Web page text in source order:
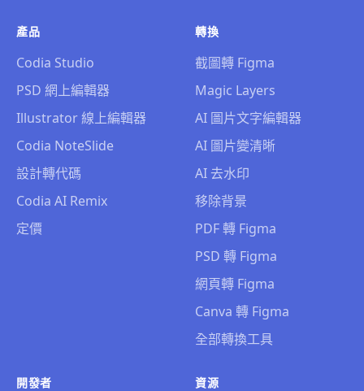
產品
Codia Studio
PSD 網上編輯器
Illustrator 線上編輯器
Codia NoteSlide
設計轉代碼
Codia AI Remix
定價
轉換
截圖轉 Figma
Magic Layers
AI 圖片文字編輯器
AI 圖片變清晰
AI 去水印
移除背景
PDF 轉 Figma
PSD 轉 Figma
網頁轉 Figma
Canva 轉 Figma
全部轉換工具
開發者 資源